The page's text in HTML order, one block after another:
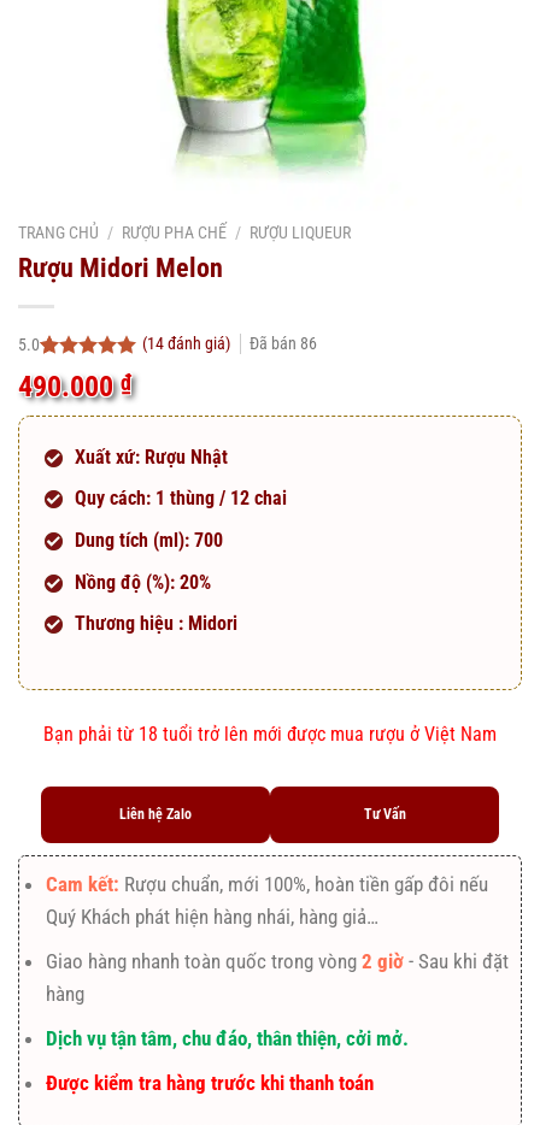
TRANG CHỦ / RƯỢU PHA CHẾ / RƯỢU LIQUEUR
Rượu Midori Melon
5.0
5.0 trên 5
dựa trên
13
đánh giá
(14đánh giá) Đã bán 86
490.000₫
Xuất xứ: Rượu Nhật
Quy cách: 1 thùng / 12 chai
Dung tích (ml): 700
Nồng độ (%): 20%
Thương hiệu : Midori
Bạn phải từ 18 tuổi trở lên mới được mua rượu ở Việt Nam
Liên hệ Zalo Tư Vấn
Cam kết: Rượu chuẩn, mới 100%, hoàn tiền gấp đôi nếu
Quý Khách phát hiện hàng nhái, hàng giả…
Giao hàng nhanh toàn quốc trong vòng2 giờ - Sau khi đặt
hàng
Dịch vụ tận tâm, chu đáo, thân thiện, cởi mở.
Được kiểm tra hàng trước khi thanh toán